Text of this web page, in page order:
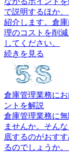
で説明するほか
紹介します。倉
理のコストを削
してください。
続きを見る
倉庫管理業務に
ントを解説
倉庫管理業務に
ませんか。そん
底するのがおす
るのでしょうか